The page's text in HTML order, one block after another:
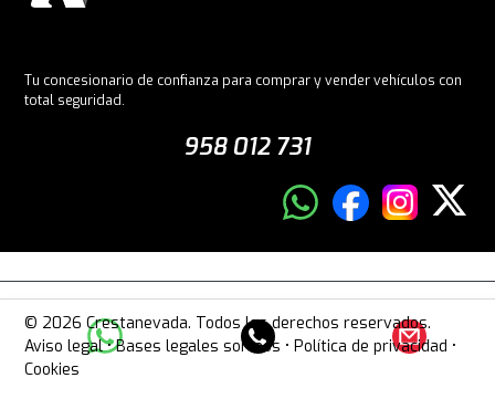
Tu concesionario de confianza para comprar y vender vehículos con
total seguridad.
958 012 731
© 2026 Crestanevada. Todos los derechos reservados.
Aviso legal•Bases legales sorteos •Política de privacidad •
Cookies